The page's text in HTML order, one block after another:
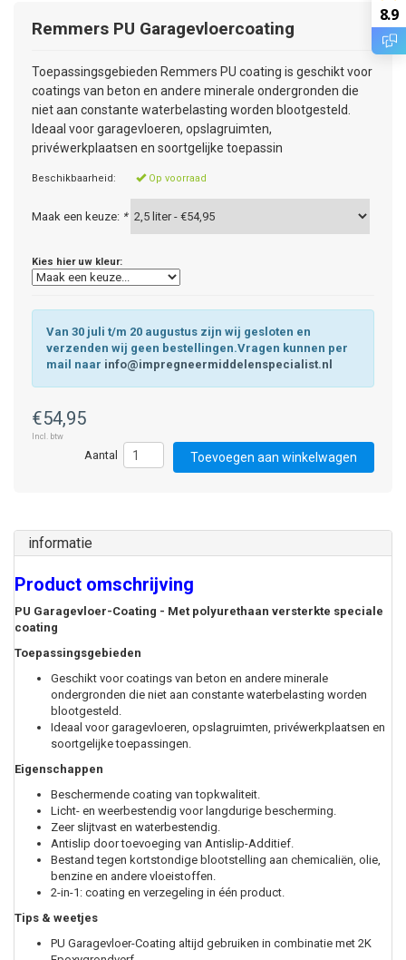
Remmers PU Garagevloercoating
Toepassingsgebieden Remmers PU coating is geschikt voor
coatings van beton en andere minerale ondergronden die
niet aan constante waterbelasting worden blootgesteld.
Ideaal voor garagevloeren, opslagruimten,
privéwerkplaatsen en soortgelijke toepassin
Beschikbaarheid: Op voorraad
Maak een keuze: *
Kies hier uw kleur:
Van 30 juli t/m 20 augustus zijn wij gesloten en
verzenden wij geen bestellingen.Vragen kunnen per
mail naar info@impregneermiddelenspecialist.nl
€54,95
Incl. btw
Toevoegen aan winkelwagen
informatie
Product omschrijving
PU Garagevloer-Coating - Met polyurethaan versterkte speciale
coating
Toepassingsgebieden
Geschikt voor coatings van beton en andere minerale
ondergronden die niet aan constante waterbelasting worden
blootgesteld.
Ideaal voor garagevloeren, opslagruimten, privéwerkplaatsen en
soortgelijke toepassingen.
Eigenschappen
Beschermende coating van topkwaliteit.
Licht- en weerbestendig voor langdurige bescherming.
Zeer slijtvast en waterbestendig.
Antislip door toevoeging van Antislip-Additief.
Bestand tegen kortstondige blootstelling aan chemicaliën, olie,
benzine en andere vloeistoffen.
2-in-1: coating en verzegeling in één product.
Tips & weetjes
PU Garagevloer-Coating altijd gebruiken in combinatie met 2K
8.9